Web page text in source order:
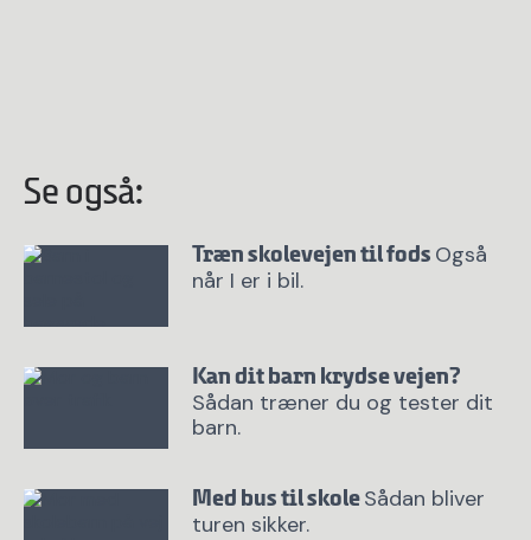
Se også:
Træn skolevejen til fods Også
når I er i bil.
Kan dit barn krydse vejen?
Sådan træner du og tester dit
barn.
Med bus til skoleSådan bliver
turen sikker.